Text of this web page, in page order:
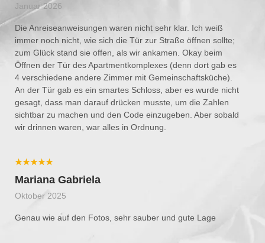
Januar 2026
Die Anreiseanweisungen waren nicht sehr klar. Ich weiß
immer noch nicht, wie sich die Tür zur Straße öffnen sollte;
zum Glück stand sie offen, als wir ankamen. Okay beim
Öffnen der Tür des Apartmentkomplexes (denn dort gab es
4 verschiedene andere Zimmer mit Gemeinschaftsküche).
An der Tür gab es ein smartes Schloss, aber es wurde nicht
gesagt, dass man darauf drücken musste, um die Zahlen
sichtbar zu machen und den Code einzugeben. Aber sobald
wir drinnen waren, war alles in Ordnung.
★★★★★
Mariana Gabriela
Oktober 2025
Genau wie auf den Fotos, sehr sauber und gute Lage